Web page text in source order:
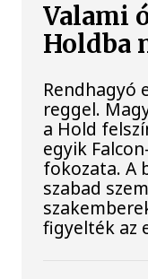
Valami
Holdba
Rendhagyó
reggel.
a Hold
egyik
fokozata. A
szabad
figyelték az